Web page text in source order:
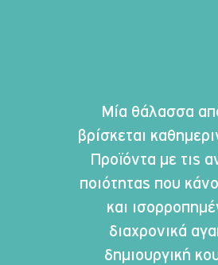
Μία θάλασσα
βρίσκεται
Προϊόντα με τις
ποιότητας που
και
διαχρονικά
δημιουργική